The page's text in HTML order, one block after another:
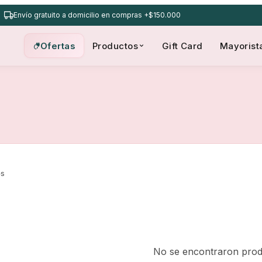
Envío gratuito a domicilio en compras +$150.000
Ofertas Productos Gift Card
No se encontraron